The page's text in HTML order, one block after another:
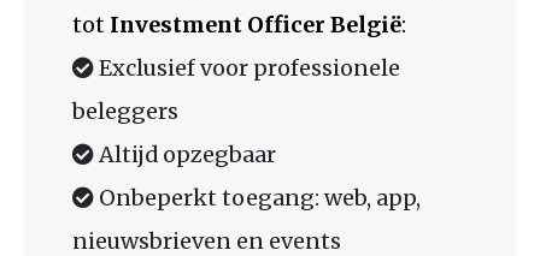
tot Investment Officer België:
Exclusief voor professionele
beleggers
Altijd opzegbaar
Onbeperkt toegang: web, app,
nieuwsbrieven en events